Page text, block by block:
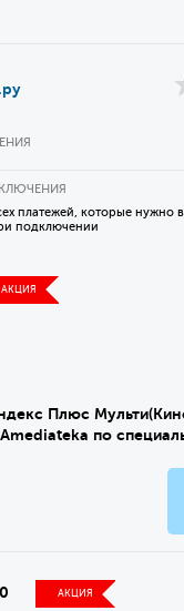
платежей, которые нужно
подключении
АКЦИЯ
Плюс
по
АКЦИЯ